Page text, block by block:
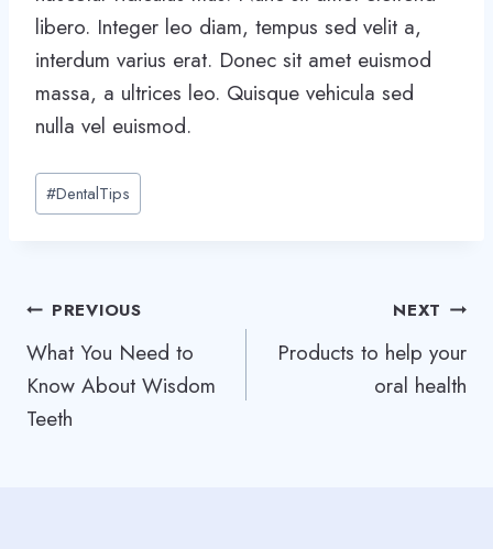
libero. Integer leo diam, tempus sed velit a,
interdum varius erat. Donec sit amet euismod
massa, a ultrices leo. Quisque vehicula sed
nulla vel euismod.
Post
Tags:
#DentalTips
Post
navigation
PREVIOUS
What You Need to
Know About Wisdom
Teeth
NEXT
Products to help your
oral health